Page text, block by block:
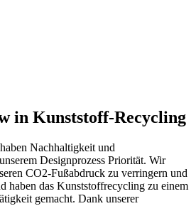
in Kunststoff-Recycling
Nachhaltigkeit und
Designprozess Priorität. Wir
CO2-Fußabdruck zu verringern und
haben das Kunststoffrecycling zu einem
gemacht. Dank unserer